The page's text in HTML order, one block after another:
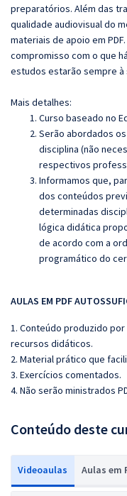
preparatórios. Além das
qualidade audiovisual do
materiais de apoio em
compromisso com o que
estudos estarão sempre
Mais detalhes:
Curso baseado no
Serão abordados
disciplina (não
respectivos
Informamos que,
dos conteúdos
determinadas
lógica didática
de acordo com a
programático do
AULAS EM PDF
1. Conteúdo produzido
recursos didáticos.
2. Material prático que
3. Exercícios comentados.
4. Não serão ministrados
Conteúdo deste
Videoaulas Aulas em